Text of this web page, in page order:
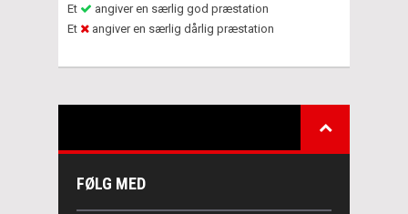
Et
angiver en særlig god præstation
Et
angiver en særlig dårlig præstation
FØLG MED